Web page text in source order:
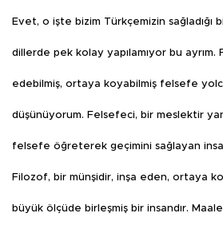
Evet, o işte bizim Türkçemizin sağladığı
dillerde pek kolay yapılamıyor bu
edebilmiş, ortaya koyabilmiş felsefe
düşünüyorum. Felsefeci, bir meslektir
felsefe öğreterek geçimini sağlayan
Filozof, bir münşidir, inşa eden, ortaya
büyük ölçüde birleşmiş bir insandır.